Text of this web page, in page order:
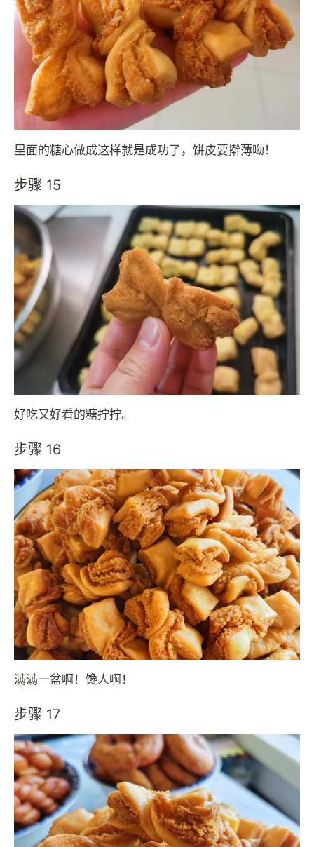
里面的糖心做成这样就是成功了，饼皮要擀薄呦！
步骤 15
好吃又好看的糖拧拧。
步骤 16
满满一盆啊！馋人啊！
步骤 17